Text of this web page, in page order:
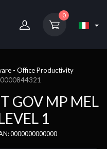
0
- Office Productivity
GOV MP MEL
1
0000000000000